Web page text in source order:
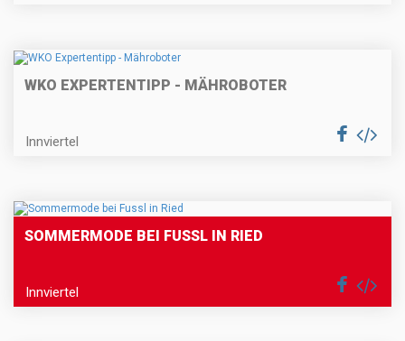
WKO EXPERTENTIPP - MÄHROBOTER
Innviertel
SOMMERMODE BEI FUSSL IN RIED
Innviertel